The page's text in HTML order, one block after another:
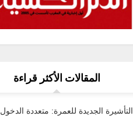
المقالات الأكثر قراءة
التأشيرة الجديدة للعمرة: متعددة الدخول